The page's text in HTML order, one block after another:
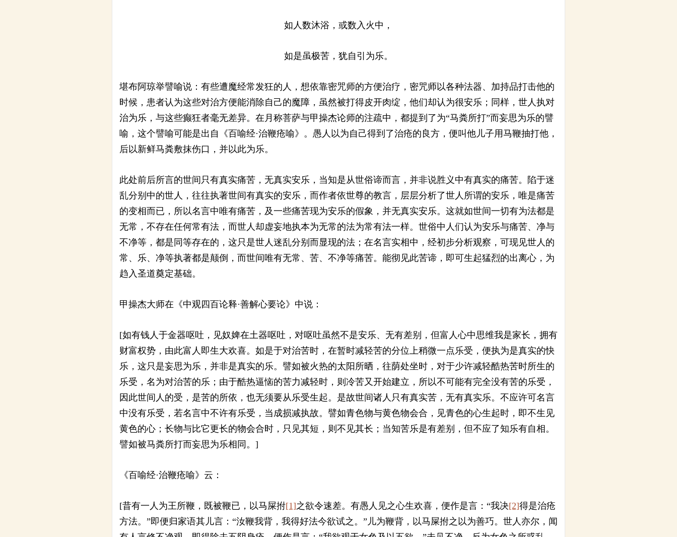
如人数沐浴，或数入火中，
如是虽极苦，犹自引为乐。
堪布阿琼举譬喻说：有些遭魔经常发狂的人，想依靠密咒师的方便治疗，密咒师以各种法器、加持品打击他的
时候，患者认为这些对治方便能消除自己的魔障，虽然被打得皮开肉绽，他们却认为很安乐；同样，世人执对
治为乐，与这些癫狂者毫无差异。在月称菩萨与甲操杰论师的注疏中，都提到了为“马粪所打”而妄思为乐的譬
喻，这个譬喻可能是出自《百喻经·治鞭疮喻》。愚人以为自己得到了治疮的良方，便叫他儿子用马鞭抽打他，
后以新鲜马粪敷抹伤口，并以此为乐。
此处前后所言的世间只有真实痛苦，无真实安乐，当知是从世俗谛而言，并非说胜义中有真实的痛苦。陷于迷
乱分别中的世人，往往执著世间有真实的安乐，而作者依世尊的教言，层层分析了世人所谓的安乐，唯是痛苦
的变相而已，所以名言中唯有痛苦，及一些痛苦现为安乐的假象，并无真实安乐。这就如世间一切有为法都是
无常，不存在任何常有法，而世人却虚妄地执本为无常的法为常有法一样。世俗中人们认为安乐与痛苦、净与
不净等，都是同等存在的，这只是世人迷乱分别而显现的法；在名言实相中，经初步分析观察，可现见世人的
常、乐、净等执著都是颠倒，而世间唯有无常、苦、不净等痛苦。能彻见此苦谛，即可生起猛烈的出离心，为
趋入圣道奠定基础。
甲操杰大师在《中观四百论释·善解心要论》中说：
[如有钱人于金器呕吐，见奴婢在土器呕吐，对呕吐虽然不是安乐、无有差别，但富人心中思维我是家长，拥有
财富权势，由此富人即生大欢喜。如是于对治苦时，在暂时减轻苦的分位上稍微一点乐受，便执为是真实的快
乐，这只是妄思为乐，并非是真实的乐。譬如被火热的太阳所晒，往荫处坐时，对于少许减轻酷热苦时所生的
乐受，名为对治苦的乐；由于酷热逼恼的苦力减轻时，则冷苦又开始建立，所以不可能有完全没有苦的乐受，
因此世间人的受，是苦的所依，也无须要从乐受生起。是故世间诸人只有真实苦，无有真实乐。不应许可名言
中没有乐受，若名言中不许有乐受，当成损减执故。譬如青色物与黄色物会合，见青色的心生起时，即不生见
黄色的心；长物与比它更长的物会合时，只见其短，则不见其长；当知苦乐是有差别，但不应了知乐有自相。
譬如被马粪所打而妄思为乐相同。]
《百喻经·治鞭疮喻》云：
[昔有一人为王所鞭，既被鞭已，以马屎拊[1]之欲令速差。有愚人见之心生欢喜，便作是言：“我决[2]得是治疮
方法。”即便归家语其儿言：“汝鞭我背，我得好法今欲试之。”儿为鞭背，以马屎拊之以为善巧。世人亦尔，闻